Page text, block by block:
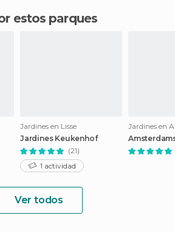
estos parques
Jardines en Lisse
Jardines Keukenhof
(21)
1 actividad
Jardines en
Ver todos